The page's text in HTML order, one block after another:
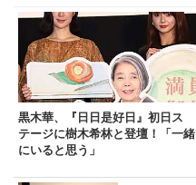
黒木華、『日日是好日』初日ス
テージに樹木希林と登壇！「一緒
にいると思う」